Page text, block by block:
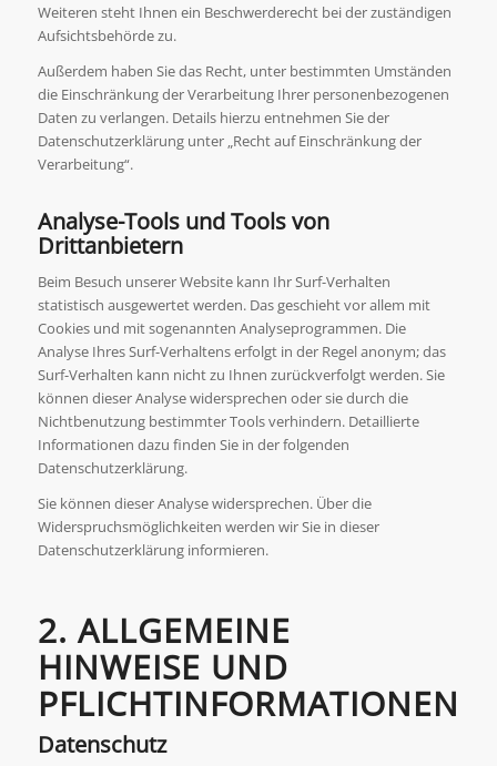
Weiteren steht Ihnen ein Beschwerderecht bei der zuständigen
Aufsichtsbehörde zu.
Außerdem haben Sie das Recht, unter bestimmten Umständen
die Einschränkung der Verarbeitung Ihrer personenbezogenen
Daten zu verlangen. Details hierzu entnehmen Sie der
Datenschutzerklärung unter „Recht auf Einschränkung der
Verarbeitung“.
Analyse-Tools und Tools von
Drittanbietern
Beim Besuch unserer Website kann Ihr Surf-Verhalten
statistisch ausgewertet werden. Das geschieht vor allem mit
Cookies und mit sogenannten Analyseprogrammen. Die
Analyse Ihres Surf-Verhaltens erfolgt in der Regel anonym; das
Surf-Verhalten kann nicht zu Ihnen zurückverfolgt werden. Sie
können dieser Analyse widersprechen oder sie durch die
Nichtbenutzung bestimmter Tools verhindern. Detaillierte
Informationen dazu finden Sie in der folgenden
Datenschutzerklärung.
Sie können dieser Analyse widersprechen. Über die
Widerspruchsmöglichkeiten werden wir Sie in dieser
Datenschutzerklärung informieren.
2. ALLGEMEINE
HINWEISE UND
PFLICHTINFORMATIONEN
Datenschutz